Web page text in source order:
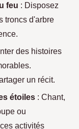
feu : Disposez
troncs d'arbre
des histoires
un récit.
étoiles : Chant,
ou
activités